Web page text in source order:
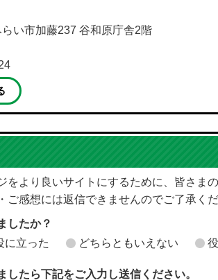
い市加藤237 谷和原庁舎2階
をより良いサイトにするために、皆さま
ご感想には返信できませんのでご了承くだ
したか？
に立った どちらともいえない
したら下記をご入力し送信ください。